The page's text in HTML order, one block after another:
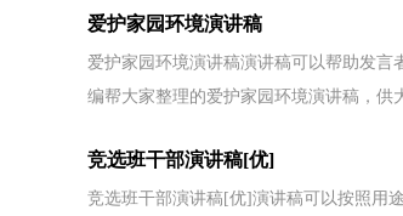
爱护家园环境演讲稿
爱护家园环境演讲稿演讲稿可以帮助发
编帮大家整理的爱护家园环境演讲稿，供
竞选班干部演讲稿[优]
竞选班干部演讲稿[优]演讲稿可以按照用